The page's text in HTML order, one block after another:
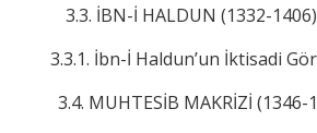
3.3. İBN-İ HALDUN (1332-1406)
3.3.1. İbn-İ Haldun’un İktisadi
3.4. MUHTESİB MAKRİZİ (1346-